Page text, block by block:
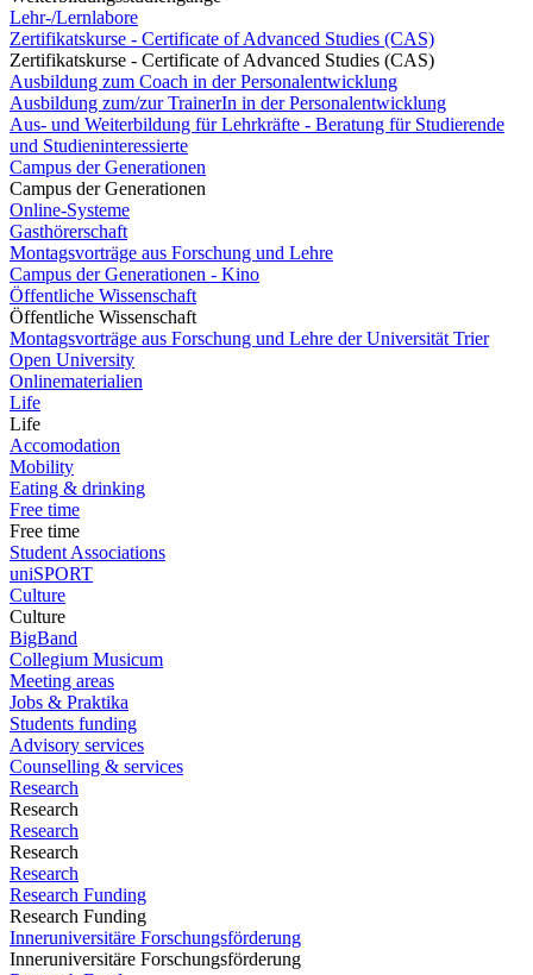
Lehr-/Lernlabore
Zertifikatskurse - Certificate of Advanced Studies (CAS)
Zertifikatskurse - Certificate of Advanced Studies (CAS)
Ausbildung zum Coach in der Personalentwicklung
Ausbildung zum/zur TrainerIn in der Personalentwicklung
Aus- und Weiterbildung für Lehrkräfte - Beratung für Studierende
und Studieninteressierte
Campus der Generationen
Campus der Generationen
Online-Systeme
Gasthörerschaft
Montagsvorträge aus Forschung und Lehre
Campus der Generationen - Kino
Öffentliche Wissenschaft
Öffentliche Wissenschaft
Montagsvorträge aus Forschung und Lehre der Universität Trier
Open University
Onlinematerialien
Life
Life
Accomodation
Mobility
Eating & drinking
Free time
Free time
Student Associations
uniSPORT
Culture
Culture
BigBand
Collegium Musicum
Meeting areas
Jobs & Praktika
Students funding
Advisory services
Counselling & services
Research
Research
Research
Research
Research
Research Funding
Research Funding
Inneruniversitäre Forschungsförderung
Inneruniversitäre Forschungsförderung